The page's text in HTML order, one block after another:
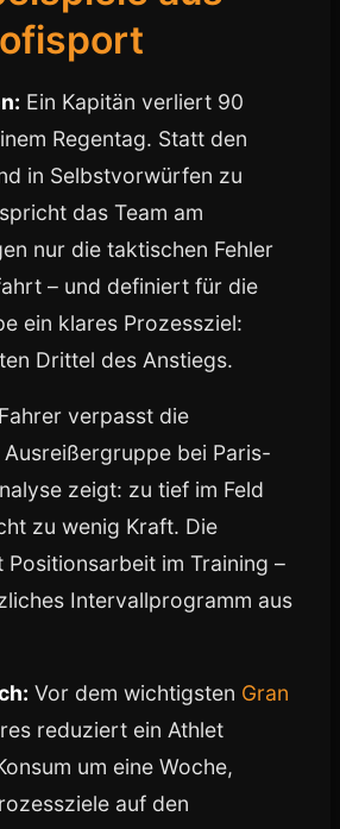
Ein Kapitän verliert 90
Regentag. Statt den
in Selbstvorwürfen zu
das Team am
nur die taktischen Fehler
– und definiert für die
ein klares Prozessziel:
Drittel des Anstiegs.
verpasst die
bei Paris-
zeigt: zu tief im Feld
zu wenig Kraft. Die
Positionsarbeit im Training –
Intervallprogramm aus
Vor dem wichtigsten Gran
reduziert ein Athlet
um eine Woche,
auf den